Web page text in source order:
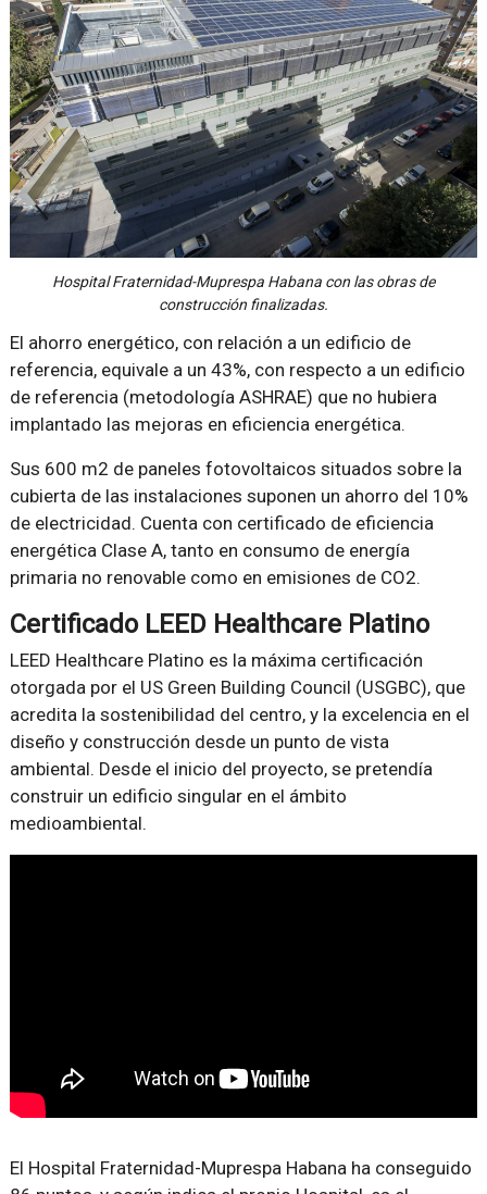
Hospital Fraternidad-Muprespa Habana con las obras de
construcción finalizadas.
El ahorro energético, con relación a un edificio de
referencia, equivale a un 43%, con respecto a un edificio
de referencia (metodología ASHRAE) que no hubiera
implantado las mejoras en eficiencia energética.
Sus 600 m2 de paneles fotovoltaicos situados sobre la
cubierta de las instalaciones suponen un ahorro del 10%
de electricidad. Cuenta con certificado de eficiencia
energética Clase A, tanto en consumo de energía
primaria no renovable como en emisiones de CO2.
Certificado LEED Healthcare Platino
LEED Healthcare Platino es la máxima certificación
otorgada por el US Green Building Council (USGBC), que
acredita la sostenibilidad del centro, y la excelencia en el
diseño y construcción desde un punto de vista
ambiental. Desde el inicio del proyecto, se pretendía
construir un edificio singular en el ámbito
medioambiental.
El Hospital Fraternidad-Muprespa Habana ha conseguido